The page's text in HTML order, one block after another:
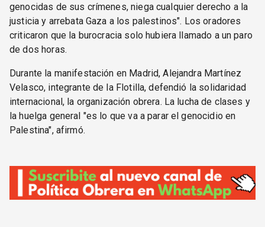
genocidas de sus crímenes, niega cualquier derecho a la
justicia y arrebata Gaza a los palestinos". Los oradores
criticaron que la burocracia solo hubiera llamado a un paro
de dos horas.
Durante la manifestación en Madrid, Alejandra Martínez
Velasco, integrante de la Flotilla, defendió la solidaridad
internacional, la organización obrera. La lucha de clases y
la huelga general "es lo que va a parar el genocidio en
Palestina", afirmó.